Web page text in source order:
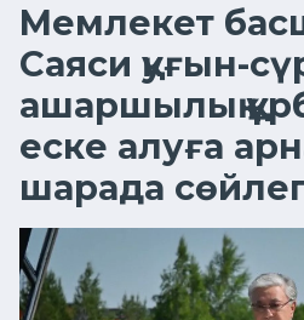
Мемлекет
Саяси қуғын-
ашаршылық
еске алуға
шарада